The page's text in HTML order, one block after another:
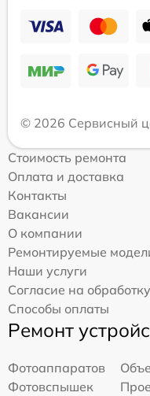
© 2026 Сервисный
Стоимость ремонта
Оплата и доставка
Контакты
Вакансии
О компании
Ремонтируемые
Наши услуги
Согласие на
Способы оплаты
Ремонт
Фотоаппаратов
Фотовспышек